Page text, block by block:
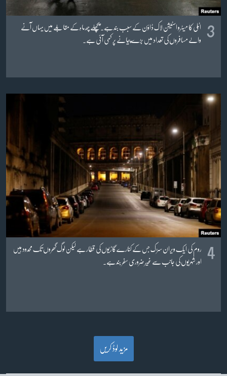
3 اٹلی کا میٹرو اسٹیشن لاک ڈاؤن کے سبب بند ہے۔ پچھلے چھ ماہ کے مقابلے میں یہاں آنے
والے مسافروں کی تعداد میں بڑے پیمانے پر کمی آئی ہے۔
4 روم کی ایک ویران سڑک جس کے کنارے گاڑیوں کی قطار ہے لیکن لوگ گھروں تک محدود ہیں
اور شہریوں کی جانب سے غیر ضروری سفر بند ہے۔
مزید لوڈ کریں